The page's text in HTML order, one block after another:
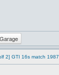
Garage
2] GTI 16s match 1987